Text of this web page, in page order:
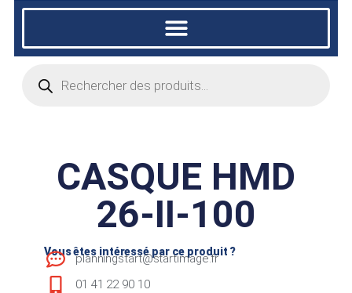
CASQUE HMD
26-II-100
Vous êtes intéressé par ce produit ?
planningstart@startimage.fr
01 41 22 90 10